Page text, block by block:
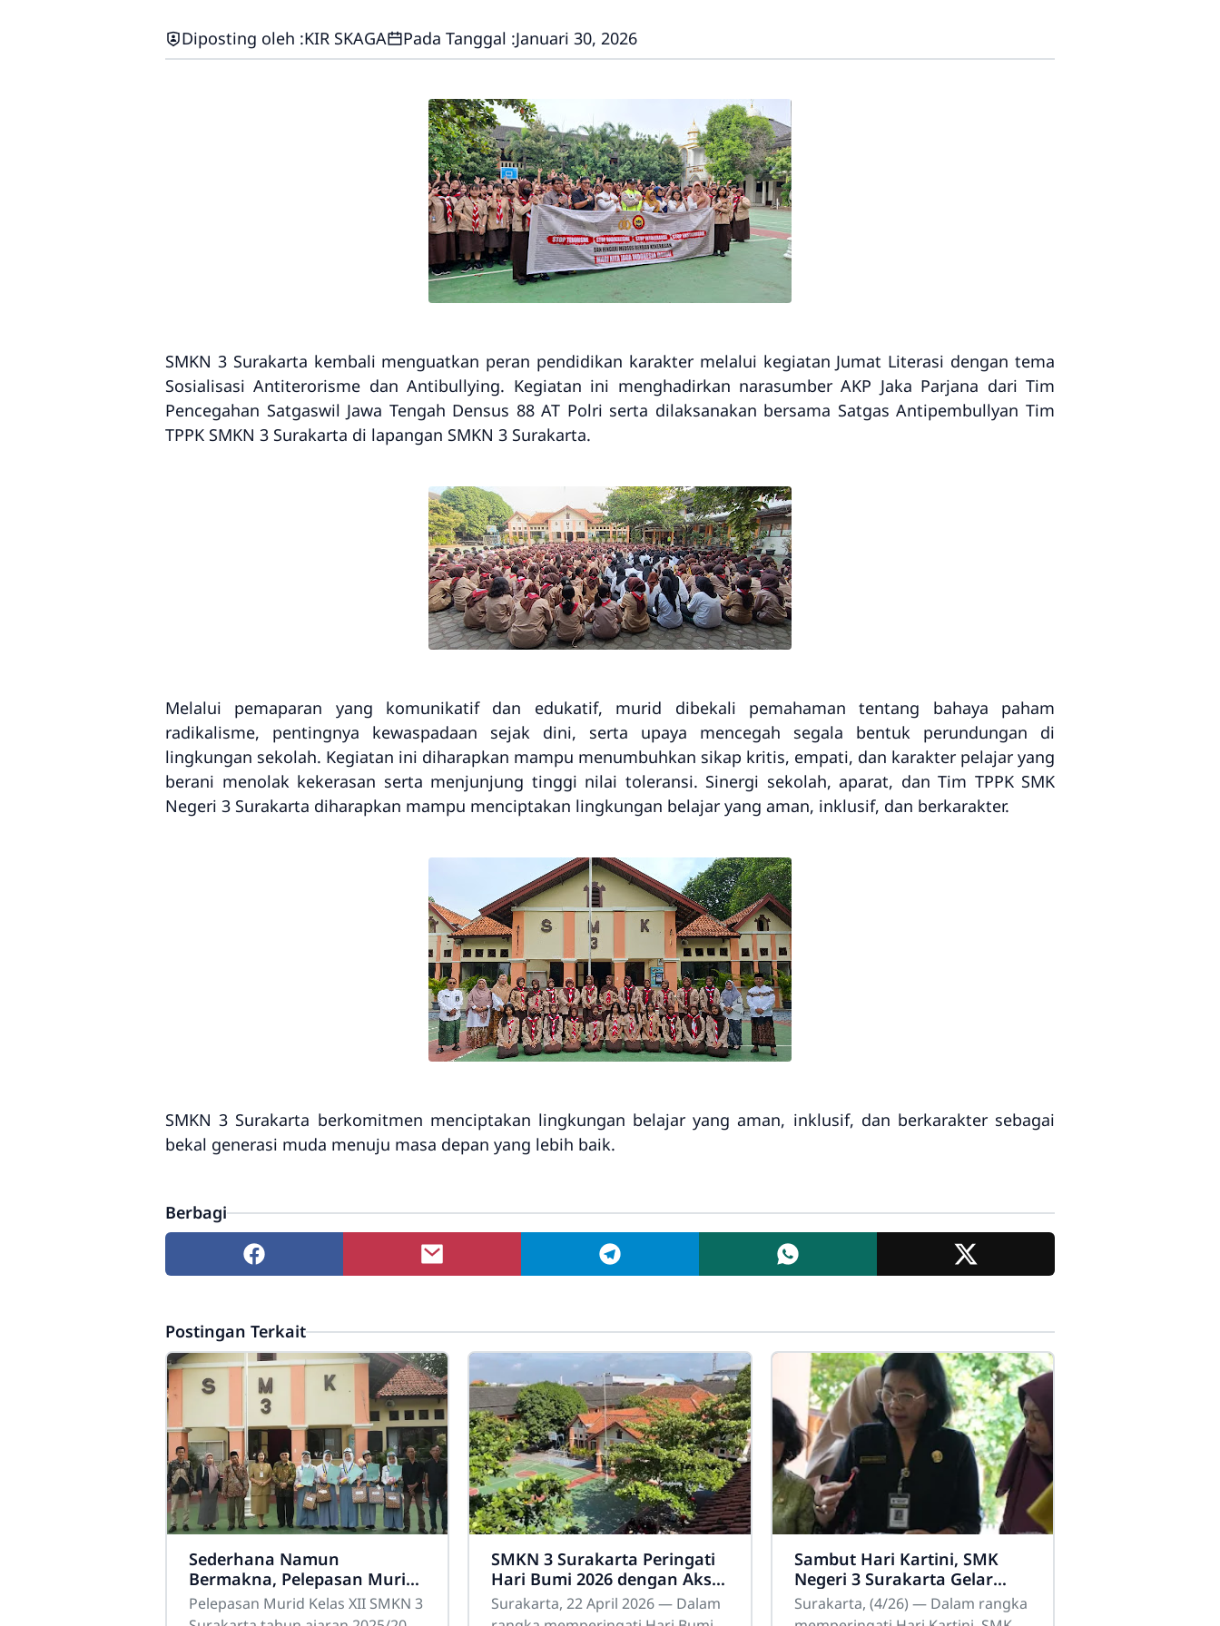
Diposting oleh :KIR SKAGA Pada Tanggal :Januari 30, 2026
SMKN 3 Surakarta kembali menguatkan peran pendidikan karakter melalui kegiatan Jumat Literasi dengan tema
Sosialisasi Antiterorisme dan Antibullying. Kegiatan ini menghadirkan narasumberAKP Jaka Parjana dariTim
Pencegahan Satgaswil Jawa Tengah Densus 88 AT Polri serta dilaksanakan bersama Satgas Antipembullyan Tim
TPPK SMKN 3 Surakarta di lapangan SMKN 3 Surakarta.
Melalui pemaparan yang komunikatif dan edukatif, murid dibekali pemahaman tentang bahaya paham
radikalisme, pentingnya kewaspadaan sejak dini, serta upaya mencegah segala bentuk perundungan di
lingkungan sekolah. Kegiatan ini diharapkan mampu menumbuhkan sikap kritis, empati, dan karakter pelajar yang
berani menolak kekerasan serta menjunjung tinggi nilai toleransi. Sinergi sekolah, aparat, dan Tim TPPK SMK
Negeri 3 Surakarta diharapkan mampu menciptakan lingkungan belajar yang aman, inklusif, dan berkarakter.
SMKN 3 Surakarta berkomitmen menciptakan lingkungan belajar yang aman, inklusif, dan berkarakter sebagai
bekal generasi muda menuju masa depan yang lebih baik.
Berbagi
Postingan Terkait
Sederhana Namun
Bermakna, Pelepasan Murid
Kelas XII SMKN 3 Surakarta
Berlangsung Khidmat
Pelepasan Murid Kelas XII SMKN 3
SMKN 3 Surakarta Peringati
Hari Bumi 2026 dengan Aksi
Nyata Peduli Lingkungan
Surakarta, 22 April 2026 — Dalam
Sambut Hari Kartini, SMK
Negeri 3 Surakarta Gelar
Kegiatan Kokurikuler Kreatif
Surakarta, (4/26) — Dalam rangka